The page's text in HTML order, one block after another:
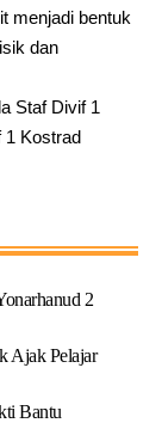
menjadi bentuk
dan
Staf Divif 1
1 Kostrad
2
Ajak Pelajar
Bantu